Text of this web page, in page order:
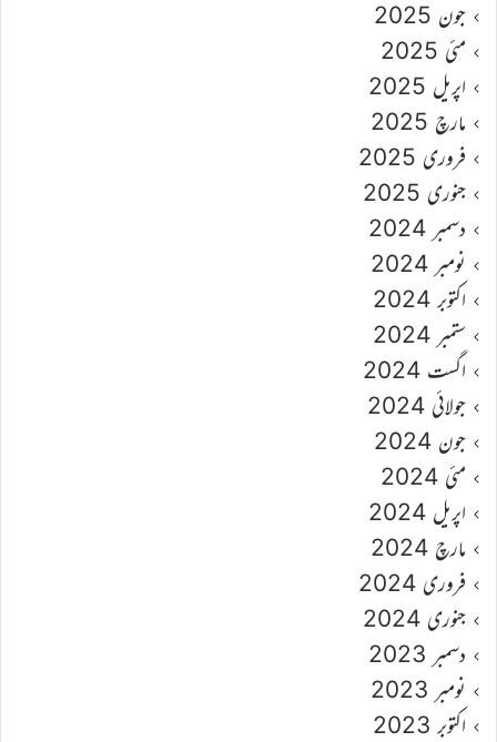
جون 2025
مئی 2025
اپریل 2025
مارچ 2025
فروری 2025
جنوری 2025
دسمبر 2024
نومبر 2024
اکتوبر 2024
ستمبر 2024
اگست 2024
جولائی 2024
جون 2024
مئی 2024
اپریل 2024
مارچ 2024
فروری 2024
جنوری 2024
دسمبر 2023
نومبر 2023
اکتوبر 2023